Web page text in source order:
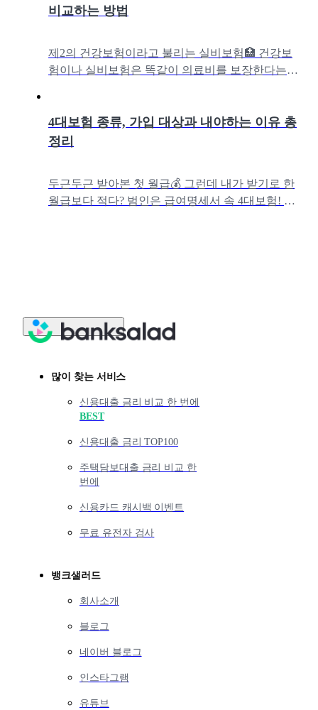
비교하는 방법
제2의 건강보험이라고 불리는 실비보험🏥 건강보
험이나 실비보험은 똑같이 의료비를 보장한다는
4대보험 종류, 가입 대상과 내야하는 이유 총
정리
두근두근 받아본 첫 월급💰 그런데 내가 받기로 한
월급보다 적다? 범인은 급여명세서 속 4대보험! 나
많이 찾는 서비스
신용대출 금리 비교 한 번에
BEST
신용대출 금리 TOP100
주택담보대출 금리 비교 한
번에
신용카드 캐시백 이벤트
무료 유전자 검사
뱅크샐러드
회사소개
블로그
네이버 블로그
인스타그램
유튜브